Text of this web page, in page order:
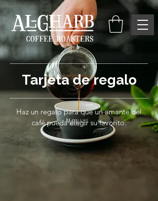
Tarjeta de regalo
Haz un regalo para que un amante del
café pueda elegir su favorito.